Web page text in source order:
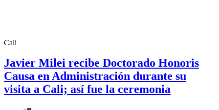
Cali
Javier Milei recibe Doctorado Honoris
Causa en Administración durante su
visita a Cali; así fue la ceremonia